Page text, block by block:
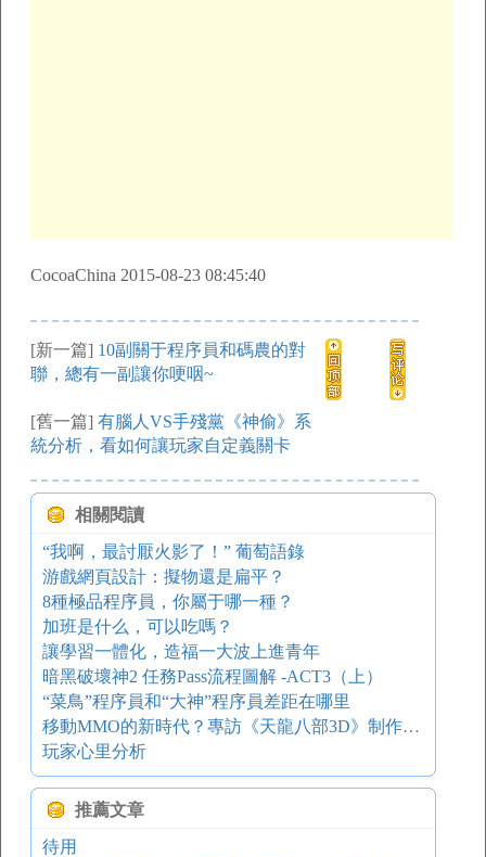
CocoaChina 2015-08-23 08:45:40
[新一篇] 10副關于程序員和碼農的對
聯，總有一副讓你哽咽~
[舊一篇] 有腦人VS手殘黨《神偷》系
統分析，看如何讓玩家自定義關卡
相關閱讀
“我啊，最討厭火影了！” 葡萄語錄
游戲網頁設計：擬物還是扁平？
8種極品程序員，你屬于哪一種？
加班是什么，可以吃嗎？
讓學習一體化，造福一大波上進青年
暗黑破壞神2 任務Pass流程圖解 -ACT3（上）
“菜鳥”程序員和“大神”程序員差距在哪里
移動MMO的新時代？專訪《天龍八部3D》制作人 游戲葡萄
玩家心里分析
推薦文章
待用